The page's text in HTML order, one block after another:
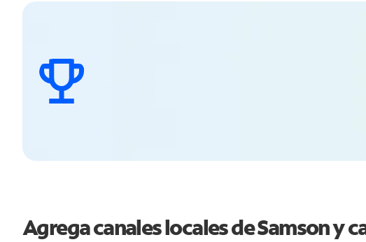
Agrega canales locales de Samson y